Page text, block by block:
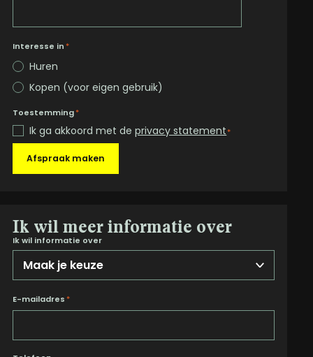
Interesse in *
Huren
Kopen (voor eigen gebruik)
Toestemming*
Ik ga akkoord met deprivacy statement*
Afspraak maken
Ik wil meer informatie over
Ik wil informatie over
E-mailadres *